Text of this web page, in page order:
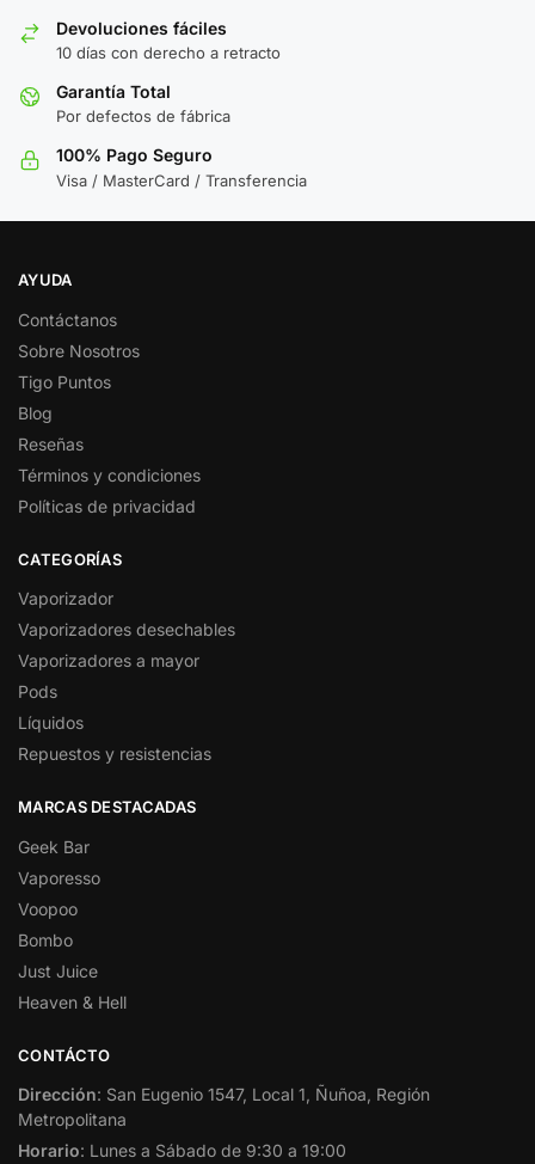
Devoluciones fáciles
10 días con derecho a retracto
Garantía Total
Por defectos de fábrica
100% Pago Seguro
Visa / MasterCard / Transferencia
AYUDA
Contáctanos
Sobre Nosotros
Tigo Puntos
Blog
Reseñas
Términos y condiciones
Políticas de privacidad
CATEGORÍAS
Vaporizador
Vaporizadores desechables
Vaporizadores a mayor
Pods
Líquidos
Repuestos y resistencias
MARCAS DESTACADAS
Geek Bar
Vaporesso
Voopoo
Bombo
Just Juice
Heaven & Hell
CONTÁCTO
Dirección: San Eugenio 1547, Local 1, Ñuñoa, Región
Metropolitana
Horario: Lunes a Sábado de 9:30 a 19:00